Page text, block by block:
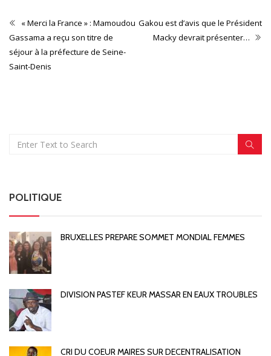
« Merci la France » : Mamoudou
Gassama a reçu son titre de
séjour à la préfecture de Seine-
Saint-Denis
Gakou est d’avis que le Président
Macky devrait présenter…
POLITIQUE
BRUXELLES PREPARE SOMMET MONDIAL FEMMES
DIVISION PASTEF KEUR MASSAR EN EAUX TROUBLES
CRI DU COEUR MAIRES SUR DECENTRALISATION